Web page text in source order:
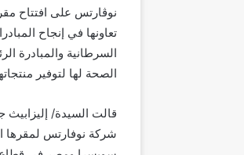
نوڤارتس على افتتاح
تعاونها في إنجاح
الصحة لها لتوفير
قالت السيدة/ إليزابيث
شركة نوفارتس لمقرها